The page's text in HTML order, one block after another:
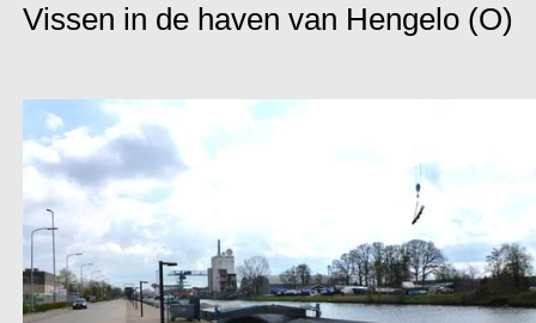
Vissen in de haven van Hengelo (O)